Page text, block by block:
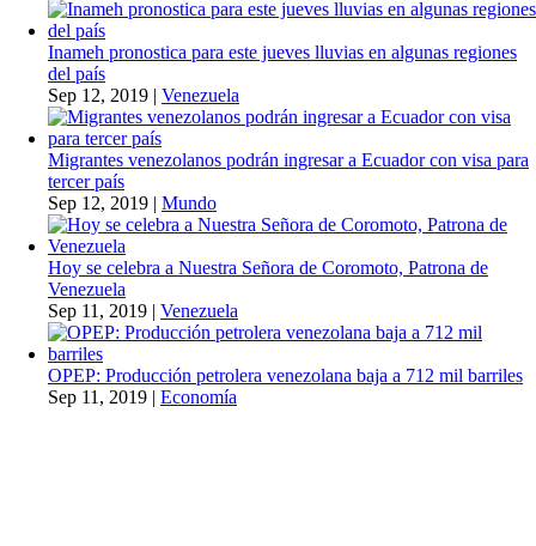
Inameh pronostica para este jueves lluvias en algunas regiones
del país
Sep 12, 2019 | Venezuela
Migrantes venezolanos podrán ingresar a Ecuador con visa para
tercer país
Sep 12, 2019 | Mundo
Hoy se celebra a Nuestra Señora de Coromoto, Patrona de
Venezuela
Sep 11, 2019 | Venezuela
OPEP: Producción petrolera venezolana baja a 712 mil barriles
Sep 11, 2019 | Economía